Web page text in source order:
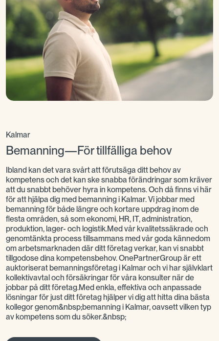
Kalmar
Bemanning—För tillfälliga behov
Ibland kan det vara svårt att förutsäga ditt behov av
kompetens och det kan ske snabba förändringar som kräver
att du snabbt behöver hyra in kompetens. Och då finns vi här
för att hjälpa dig med bemanning i Kalmar. Vi jobbar med
bemanning för både längre och kortare uppdrag inom de
flesta områden, så som ekonomi, HR, IT, administration,
produktion, lager- och logistik.Med vår kvalitetssäkrade och
genomtänkta process tillsammans med vår goda kännedom
om arbetsmarknaden där ditt företag verkar, kan vi snabbt
tillgodose dina kompetensbehov. OnePartnerGroup är ett
auktoriserat bemanningsföretag i Kalmar och vi har självklart
kollektivavtal och försäkringar för våra konsulter när de
jobbar på ditt företag.Med enkla, effektiva och anpassade
lösningar för just ditt företag hjälper vi dig att hitta dina bästa
kollegor genom&nbsp;bemanning i Kalmar, oavsett vilken typ
av kompetens som du söker.&nbsp;